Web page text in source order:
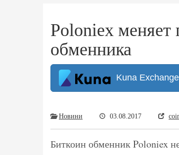
Poloniex меняет
обменника
Kuna
Новини 03.08.2017
Биткоин обменник Poloniex